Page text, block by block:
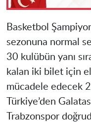
Basketbol
sezonuna normal
30 kulübün yanı
kalan iki bilet için
mücadele edecek
Türkiye’den
Trabzonspor